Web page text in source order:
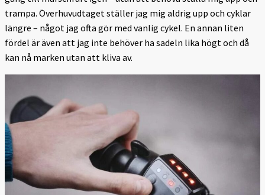
trampa. Överhuvudtaget ställer jag mig aldrig upp och cyklar
längre – något jag ofta gör med vanlig cykel. En annan liten
fördel är även att jag inte behöver ha sadeln lika högt och då
kan nå marken utan att kliva av.